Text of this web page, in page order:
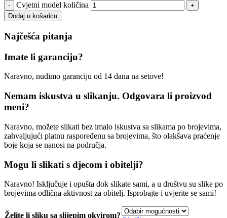
Cvjetni model količina
Dodaj u košaricu
Najčešća pitanja
Imate li garanciju?
Naravno, nudimo garanciju od 14 dana na setove!
Nemam iskustva u slikanju. Odgovara li proizvod
meni?
Naravno, možete slikati bez imalo iskustva sa slikama po brojevima,
zahvaljujući platnu raspoređenu sa brojevima, što olakšava praćenje
boje koja se nanosi na područja.
Mogu li slikati s djecom i obitelji?
Naravno! Isključuje i opušta dok slikate sami, a u društvu su slike po
brojevima odlična aktivnost za obitelj. Isprobajte i uvjerite se sami!
Želite li sliku sa slijepim okvirom?